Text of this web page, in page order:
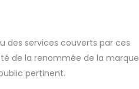
des services couverts par ces
de la renommée de la marque
pertinent.